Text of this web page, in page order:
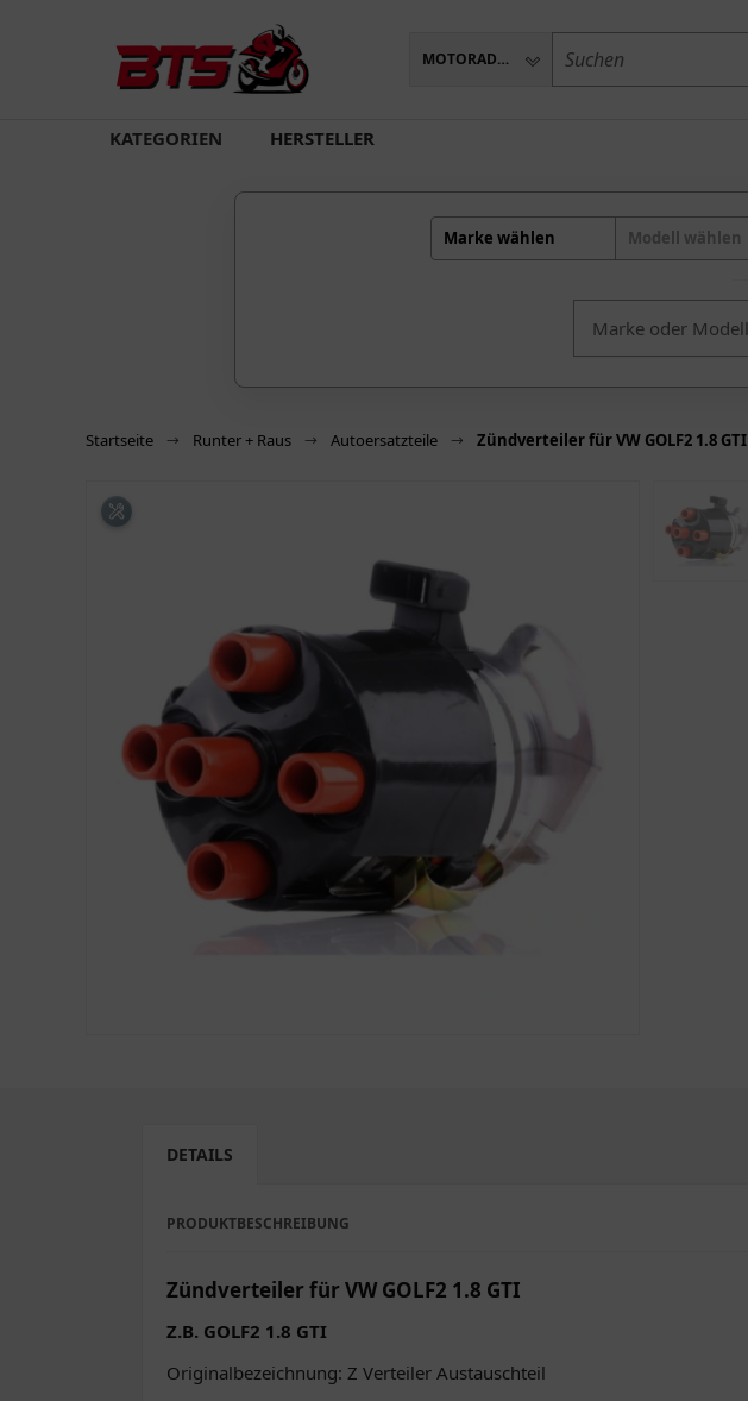
MOTORADTEILE
KATEGORIEN HERSTELLER
Marke wählen Modell wählen
Startseite Runter + Raus Autoersatzteile Zündverteiler für VW GOLF2 1.8 GTI
DETAILS
PRODUKTBESCHREIBUNG
Zündverteiler für VW GOLF2 1.8 GTI
Z.B. GOLF2 1.8 GTI
Originalbezeichnung: Z Verteiler Austauschteil